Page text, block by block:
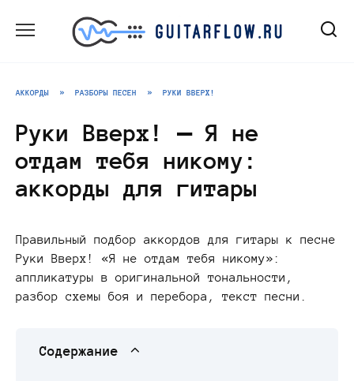
АККОРДЫ » РАЗБОРЫ ПЕСЕН » РУКИ ВВЕРХ!
Руки Вверх! — Я не
отдам тебя никому:
аккорды для гитары
Правильный подбор аккордов для гитары к песне
Руки Вверх! «Я не отдам тебя никому»:
аппликатуры в оригинальной тональности,
разбор схемы боя и перебора, текст песни.
Содержание